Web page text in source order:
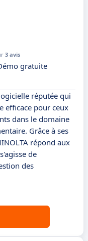
3 avis
gratuite
réputée qui
efficace pour ceux
dans le domaine
Grâce à ses
répond aux
de
des